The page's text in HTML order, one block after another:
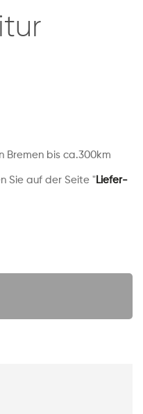
Bremen bis ca.300km
Sie auf der Seite " Liefer-